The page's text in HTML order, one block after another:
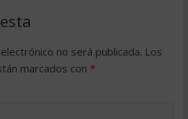
no será publicada. Los
marcados con *